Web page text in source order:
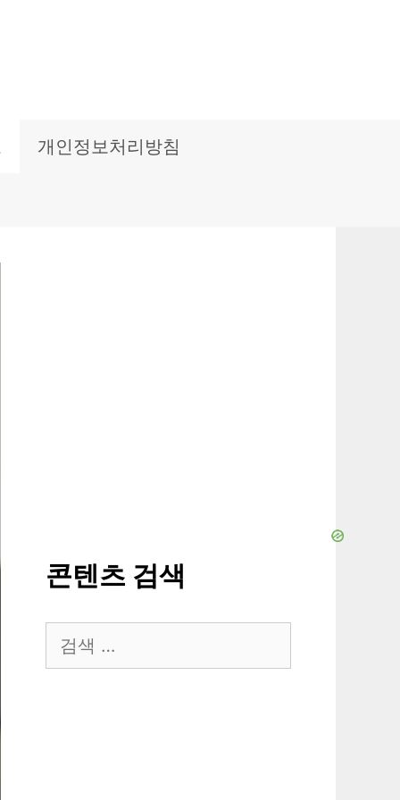
개인정보처리방침
콘텐츠 검색
색: